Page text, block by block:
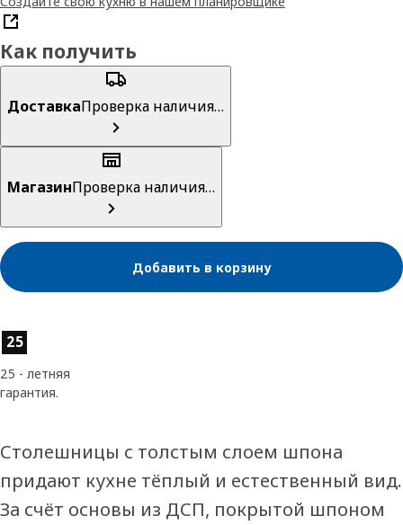
Как получить
ДоставкаПроверка наличия…
МагазинПроверка наличия…
Добавить в корзину
Характеристики товара
25
25 - летняя
гарантия.
Столешницы с толстым слоем шпона
придают кухне тёплый и естественный вид.
За счёт основы из ДСП, покрытой шпоном